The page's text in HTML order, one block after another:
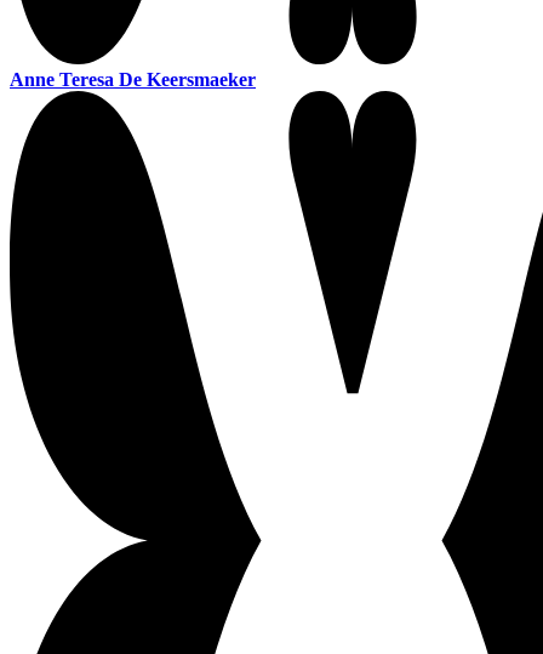
Anne Teresa De Keersmaeker